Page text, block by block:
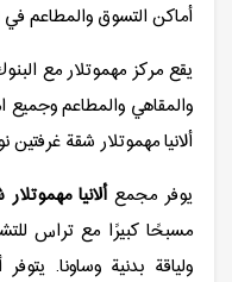
أماكن التسوق والمطاعم
يقع مركز مهموتلار مع
ألانيا مهموتلار شقة غرفتين
يوفر مجمعألانيا
مسبحًا كبيرًا مع تراس
ولياقة بدنية وساونا.